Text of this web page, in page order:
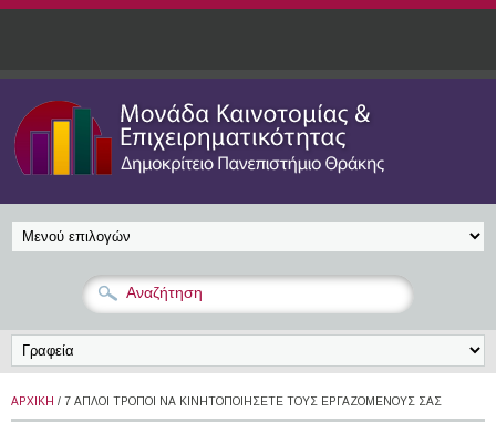
Παράκαμψη προς το κυρίως περιεχόμενο
ΑΡΧΙΚΉ / 7 ΑΠΛΟΊ ΤΡΌΠΟΙ ΝΑ ΚΙΝΗΤΟΠΟΙΉΣΕΤΕ ΤΟΥΣ ΕΡΓΑΖΟΜΈΝΟΥΣ ΣΑΣ